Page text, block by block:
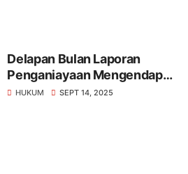
Delapan Bulan Laporan
Penganiayaan Mengendap,
Polres Tulang Bawang
HUKUM SEPT 14, 2025